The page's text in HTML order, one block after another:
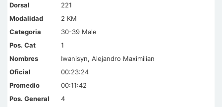
221
2 KM
30-39 Male
1
Iwanisyn, Alejandro Maximilian
00:23:24
00:11:42
4